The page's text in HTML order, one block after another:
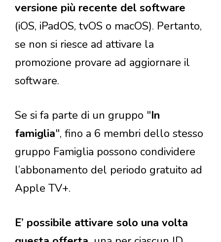
versione più recente del software
(iOS, iPadOS, tvOS o macOS). Pertanto,
se non si riesce ad attivare la
promozione provare ad aggiornare il
software.
Se si fa parte di un gruppo "In
famiglia", fino a 6 membri dello stesso
gruppo Famiglia possono condividere
l’abbonamento del periodo gratuito ad
Apple TV+.
E’ possibile attivare solo una volta